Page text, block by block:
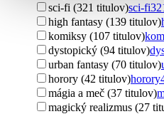
sci-fi (321 titulov)sci-fi
high fantasy (139 titulov)
komiksy (107 titulov)
dystopický (94 titulov)
urban fantasy (70 titulov)
horory (42 titulov)horory
mágia a meč (37 titulov)
magický realizmus (27